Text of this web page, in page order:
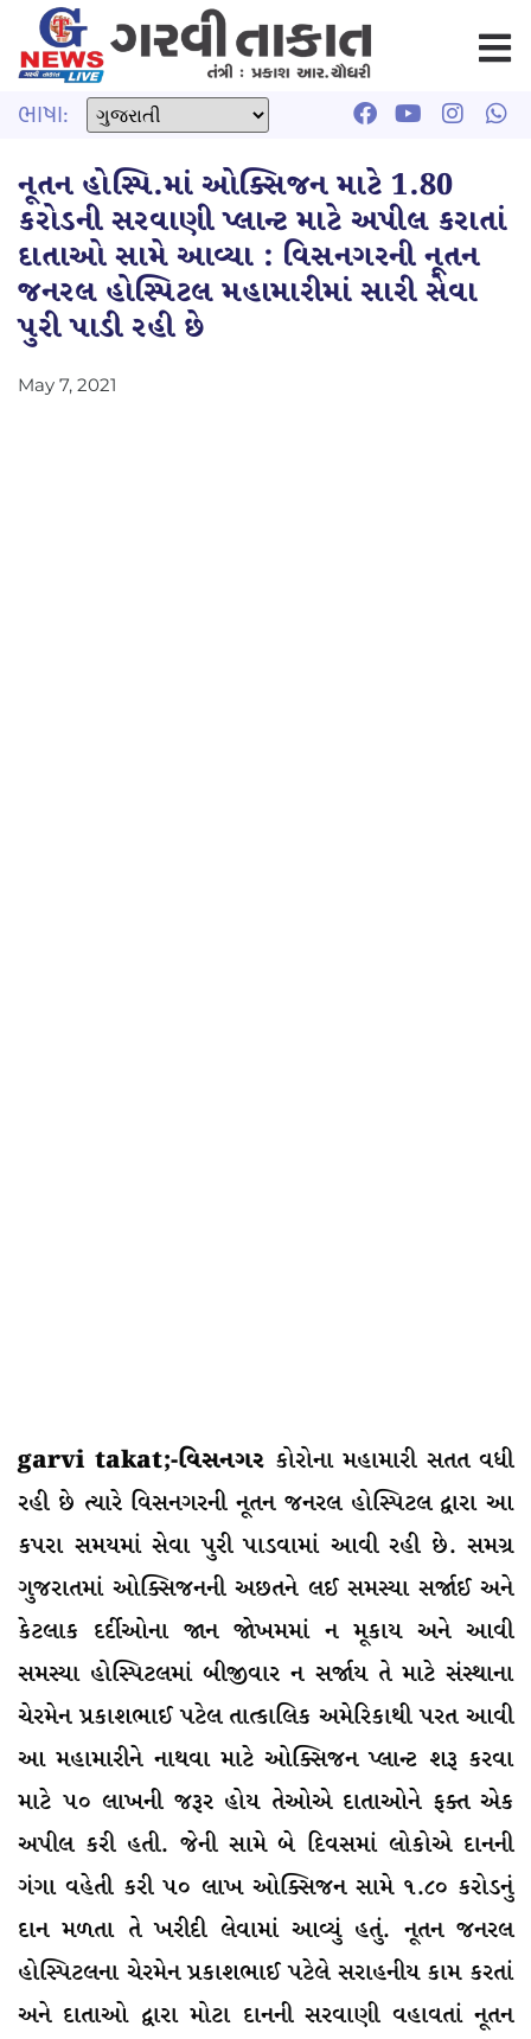
ભાષા:
નૂતન હોસ્પિ.માં ઓક્સિજન માટે 1.80
કરોડની સરવાણી પ્લાન્ટ માટે અપીલ કરાતાં
દાતાઓ સામે આવ્યા : વિસનગરની નૂતન
જનરલ હોસ્પિટલ મહામારીમાં સારી સેવા
પુરી પાડી રહી છે
May 7, 2021
garvi takat;-વિસનગર કોરોના મહામારી સતત વધી
રહી છે ત્યારે વિસનગરની નૂતન જનરલ હોસ્પિટલ દ્વારા આ
કપરા સમયમાં સેવા પુરી પાડવામાં આવી રહી છે. સમગ્ર
ગુજરાતમાં ઓક્સિજનની અછતને લઈ સમસ્યા સર્જાઈ અને
કેટલાક દર્દીઓના જાન જોખમમાં ન મૂકાય અને આવી
સમસ્યા હોસ્પિટલમાં બીજીવાર ન સર્જાય તે માટે સંસ્થાના
ચેરમેન પ્રકાશભાઈ પટેલ તાત્કાલિક અમેરિકાથી પરત આવી
આ મહામારીને નાથવા માટે ઓક્સિજન પ્લાન્ટ શરૂ કરવા
માટે ૫૦ લાખની જરૂર હોય તેઓએ દાતાઓને ફક્ત એક
અપીલ કરી હતી. જેની સામે બે દિવસમાં લોકોએ દાનની
ગંગા વહેતી કરી ૫૦ લાખ ઓક્સિજન સામે ૧.૮૦ કરોડનું
દાન મળતા તે ખરીદી લેવામાં આવ્યું હતું. નૂતન જનરલ
હોસ્પિટલના ચેરમેન પ્રકાશભાઈ પટેલે સરાહનીય કામ કરતાં
અને દાતાઓ દ્વારા મોટા દાનની સરવાણી વહાવતાં નૂતન